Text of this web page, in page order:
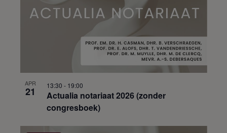
APR
21
Actualia notariaat 2026 (zonder
congresboek)
13:30 - 19:00